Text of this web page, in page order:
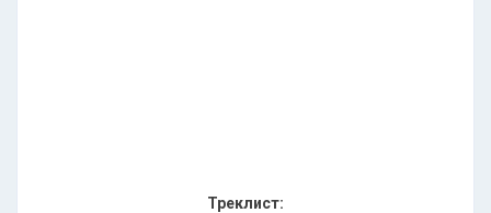
Треклист: